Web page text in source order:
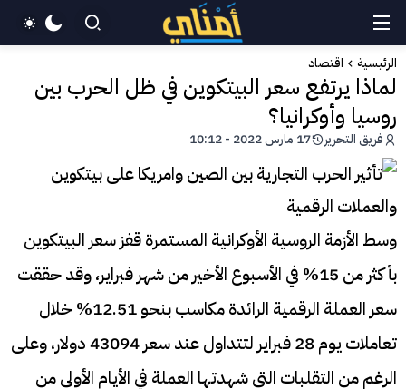
الرئيسية اقتصاد
لماذا يرتفع سعر البيتكوين في ظل الحرب بين
روسيا وأوكرانيا؟
فريق التحرير 17 مارس 2022 - 10:12
وسط الأزمة الروسية الأوكرانية المستمرة قفز سعر البيتكوين
بأكثر من 15% في الأسبوع الأخير من شهر فبراير، وقد حققت
سعر العملة الرقمية الرائدة مكاسب بنحو 12.51% خلال
تعاملات يوم 28 فبراير لتتداول عند سعر 43094 دولار، وعلى
الرغم من التقلبات التي شهدتها العملة في الأيام الأولي من